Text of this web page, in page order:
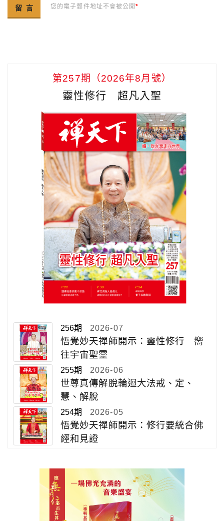
您的電子郵件地址不會被公開*
第257期（2026年8月號）
靈性修行 超凡入聖
256期 2026-07
悟覺妙天禪師開示：靈性修行 嚮
往宇宙聖靈
255期 2026-06
世尊真傳解脫輪迴大法戒、定、
慧、解脫
254期 2026-05
悟覺妙天禪師開示：修行要統合佛
經和見證